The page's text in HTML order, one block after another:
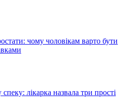
чому чоловікам варто бути
лікарка назвала три прості